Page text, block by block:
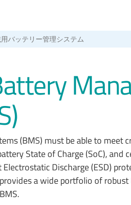
バッテリー管理システム
(BMS) must be able to meet
State of Charge (SoC), and
Discharge (ESD)
a wide portfolio of